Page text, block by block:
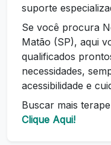
suporte
Se você procura
Matão (SP), aqui
qualificados
necessidades,
acessibilidade e
Buscar mais
Clique Aqui!